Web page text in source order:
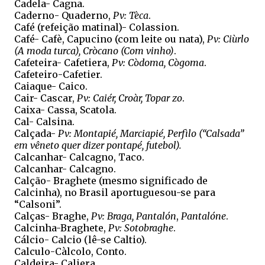
Cadela- Cagna.
Caderno- Quaderno, Pv: Tèca.
Café (refeição matinal)- Colassion.
Café- Cafè, Capucino (com leite ou nata), Pv: Ciùrlo
(A moda turca), Cròcano (Com vinho).
Cafeteira- Cafetiera, Pv: Còdoma, Cògoma.
Cafeteiro-Cafetier.
Caiaque- Caico.
Cair- Cascar, Pv: Caiér, Croàr, Topar zo.
Caixa- Cassa, Scatola.
Cal- Calsina.
Calçada- Pv: Montapié, Marciapié, Perfìlo (“Calsada”
em vêneto quer dizer pontapé, futebol).
Calcanhar- Calcagno, Taco.
Calcanhar- Calcagno.
Calção- Braghete (mesmo significado de
Calcinha), no Brasil aportuguesou-se para
“Calsoni”.
Calças- Braghe, Pv: Braga, Pantalón, Pantalóne.
Calcinha-Braghete, Pv: Sotobraghe.
Cálcio- Calcio (lê-se Caltio).
Calculo-Càlcolo, Conto.